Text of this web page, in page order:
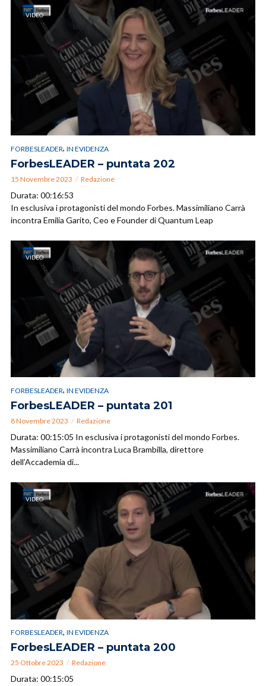
VIDEO
FORBESLEADER, IN EVIDENZA
ForbesLEADER – puntata 202
15 Novembre 2023 Redazione
Durata: 00:16:53
In esclusiva i protagonisti del mondo Forbes. Massimiliano Carrà
incontra Emilia Garito, Ceo e Founder di Quantum Leap
VIDEO
FORBESLEADER, IN EVIDENZA
ForbesLEADER – puntata 201
8 Novembre 2023 Redazione
Durata: 00:15:05 In esclusiva i protagonisti del mondo Forbes.
Massimiliano Carrà incontra Luca Brambilla, direttore
dell’Accademia di...
VIDEO
FORBESLEADER, IN EVIDENZA
ForbesLEADER – puntata 200
25 Ottobre 2023 Redazione
Durata: 00:15:05